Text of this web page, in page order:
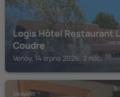
Logis Hôtel Restaurant
Coudre
Venoy, 14 srpna 2026, 2 noci
CRAVANT